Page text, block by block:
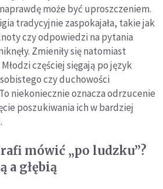
może być uproszczeniem.
tradycyjnie zaspokajała, takie jak
czy odpowiedzi na pytania
Zmieniły się natomiast
częściej sięgają po język
czy duchowości
niekoniecznie oznacza odrzucenie
poszukiwania ich w bardziej
mówić „po ludzku”?
a głębią